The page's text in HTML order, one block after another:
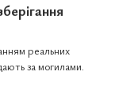
реальних
за могилами.